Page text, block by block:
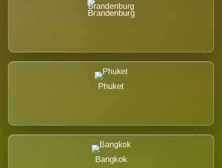
Brandenburg
Phuket
Bangkok